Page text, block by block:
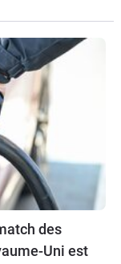
des
Uni est